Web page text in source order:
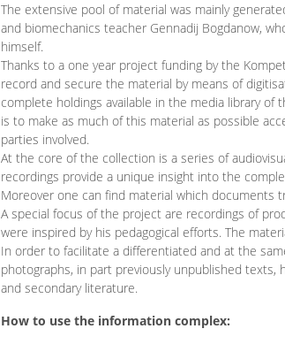
The extensive pool of material was mainly
and biomechanics teacher Gennadij Bogdanow,
himself.
Thanks to a one year project funding by the
record and secure the material by means of
complete holdings available in the media library
is to make as much of this material as possible
parties involved.
At the core of the collection is a series of
recordings provide a unique insight into the
Moreover one can find material which documents
A special focus of the project are recordings of
were inspired by his pedagogical efforts. The
In order to facilitate a differentiated and at the
photographs, in part previously unpublished
and secondary literature.
How to use the information complex: